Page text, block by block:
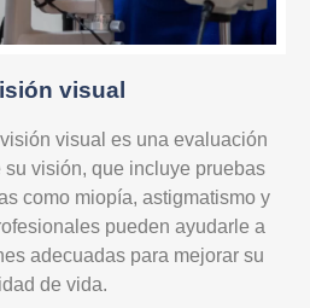
visual
visual es una evaluación
visión, que incluye pruebas
como miopía, astigmatismo y
pueden ayudarle a
adecuadas para mejorar su
de vida.